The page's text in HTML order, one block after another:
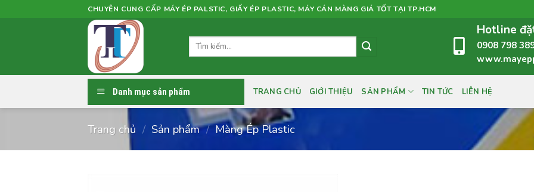
CHUYÊN CUNG CẤP MÁY ÉP PALSTIC, GIẤY ÉP PLASTIC, MÁY CÁN MÀNG GIÁ TỐT TẠI TP.HCM
Tìm
Hotline
0908 798
Danh mục sản phẩm TRANG CHỦ GIỚI THIỆU SẢN PHẨM TIN TỨC LIÊN HỆ
Trang chủ / Sản phẩm / Màng Ép Plastic